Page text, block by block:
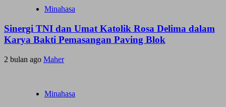
Minahasa
Sinergi TNI dan Umat Katolik Rosa Delima dalam
Karya Bakti Pemasangan Paving Blok
2 bulan ago Maher
Minahasa